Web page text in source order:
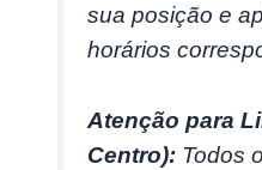
sua posição e
horários
Atenção para
Centro): Todos